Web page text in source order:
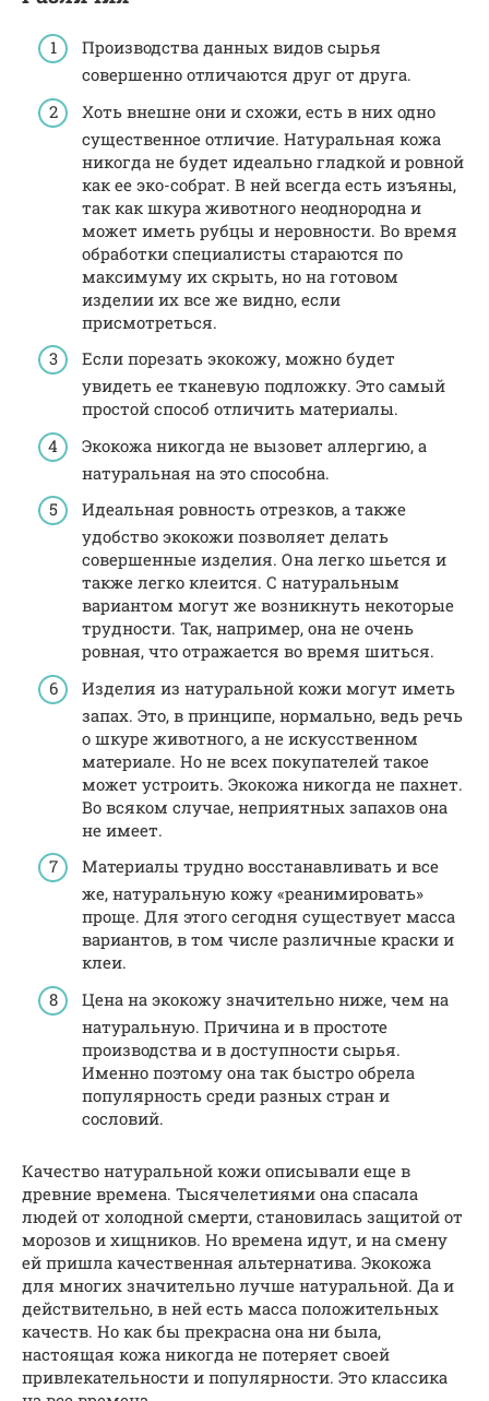
Производства данных видов сырья
совершенно отличаются друг от друга.
Хоть внешне они и схожи, есть в них одно
существенное отличие. Натуральная кожа
никогда не будет идеально гладкой и ровной
как ее эко-собрат. В ней всегда есть изъяны,
так как шкура животного неоднородна и
может иметь рубцы и неровности. Во время
обработки специалисты стараются по
максимуму их скрыть, но на готовом
изделии их все же видно, если
присмотреться.
Если порезать экокожу, можно будет
увидеть ее тканевую подложку. Это самый
простой способ отличить материалы.
Экокожа никогда не вызовет аллергию, а
натуральная на это способна.
Идеальная ровность отрезков, а также
удобство экокожи позволяет делать
совершенные изделия. Она легко шьется и
также легко клеится. С натуральным
вариантом могут же возникнуть некоторые
трудности. Так, например, она не очень
ровная, что отражается во время шиться.
Изделия из натуральной кожи могут иметь
запах. Это, в принципе, нормально, ведь речь
о шкуре животного, а не искусственном
материале. Но не всех покупателей такое
может устроить. Экокожа никогда не пахнет.
Во всяком случае, неприятных запахов она
не имеет.
Материалы трудно восстанавливать и все
же, натуральную кожу «реанимировать»
проще. Для этого сегодня существует масса
вариантов, в том числе различные краски и
клеи.
Цена на экокожу значительно ниже, чем на
натуральную. Причина и в простоте
производства и в доступности сырья.
Именно поэтому она так быстро обрела
популярность среди разных стран и
сословий.
Качество натуральной кожи описывали еще в
древние времена. Тысячелетиями она спасала
людей от холодной смерти, становилась защитой от
морозов и хищников. Но времена идут, и на смену
ей пришла качественная альтернатива. Экокожа
для многих значительно лучше натуральной. Да и
действительно, в ней есть масса положительных
качеств. Но как бы прекрасна она ни была,
настоящая кожа никогда не потеряет своей
привлекательности и популярности. Это классика